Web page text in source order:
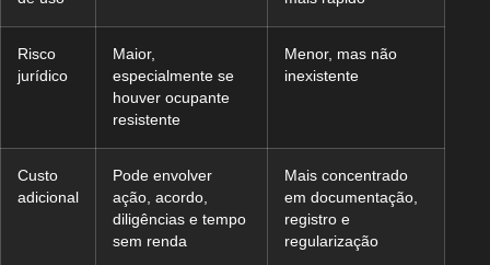
Risco
jurídico
Maior,
especialmente se
houver ocupante
resistente
Menor, mas não
inexistente
Custo
adicional
Pode envolver
ação, acordo,
diligências e tempo
sem renda
Mais concentrado
em documentação,
registro e
regularização